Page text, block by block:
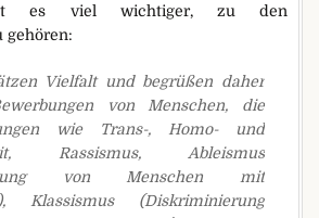
ist es viel wichtiger, zu den
gehören:
Vielfalt und begrüßen daher
von Menschen, die
wie Trans-, Homo- und
Rassismus, Ableismus
von Menschen mit
Klassismus (Diskriminierung